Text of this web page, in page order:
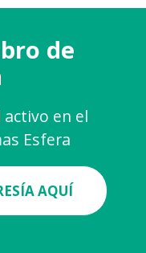
de
en el
Esfera
AQUÍ